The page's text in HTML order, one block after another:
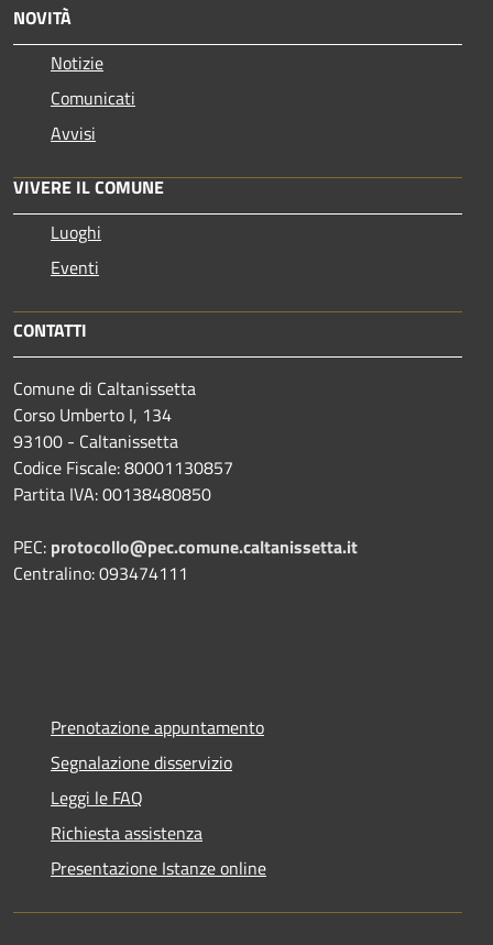
NOVITÀ
Notizie
Comunicati
Avvisi
VIVERE IL COMUNE
Luoghi
Eventi
CONTATTI
Comune di Caltanissetta
Corso Umberto I, 134
93100 - Caltanissetta
Codice Fiscale: 80001130857
Partita IVA: 00138480850
PEC: protocollo@pec.comune.caltanissetta.it
Centralino: 093474111
Prenotazione appuntamento
Segnalazione disservizio
Leggi le FAQ
Richiesta assistenza
Presentazione Istanze online